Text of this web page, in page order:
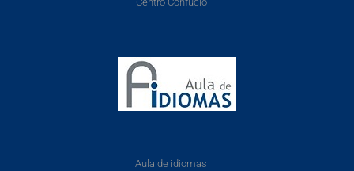
Aula de idiomas